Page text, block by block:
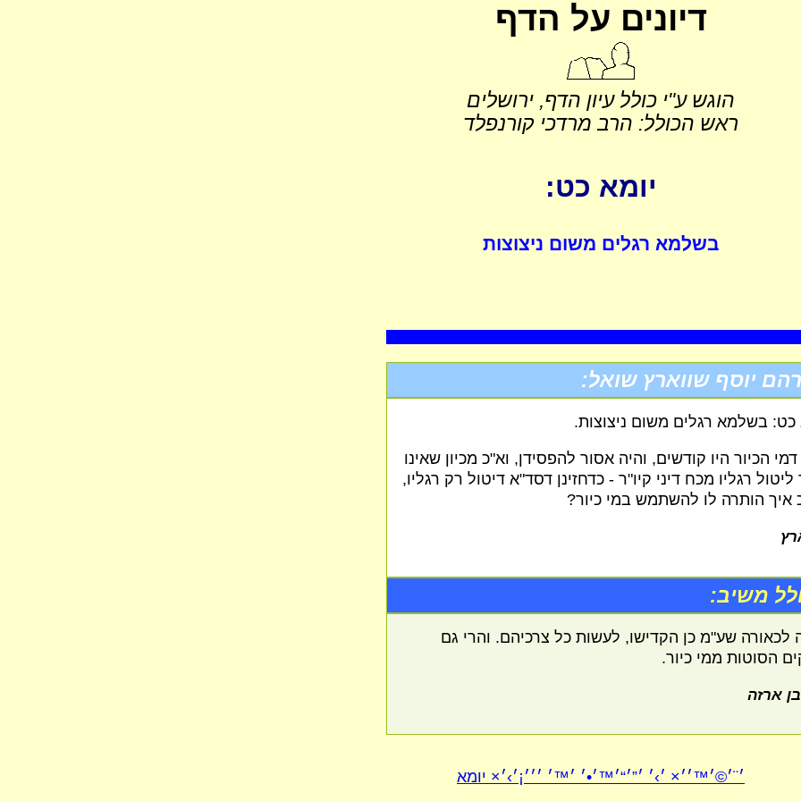
דיונים על הדף
הוגש ע"י כולל עיון הדף, ירושלים
ראש הכולל: הרב מרדכי קורנפלד
יומא כט:
בשלמא רגלים משום ניצוצות
יוסף שווארץ שואל:
כט: בשלמא רגלים משום ניצוצות.
דמי הכיור היו קודשים, והיה אסור להפסידן, וא"כ מכיון שאינו
ליטול רגליו מכח דיני קיו"ר - כדחזינן דסד"א דיטול רק רגליו,
איך הותרה לו להשתמש במי כיור?
משיב:
לכאורה שע"מ כן הקדישו, לעשות כל צרכיהם. והרי גם
הסוטות ממי כיור.
בן ארזה
׳¨׳©׳™׳׳× ׳›׳ ׳”׳“׳™׳•׳ ׳™׳ ׳׳׳¡׳›׳× יומא